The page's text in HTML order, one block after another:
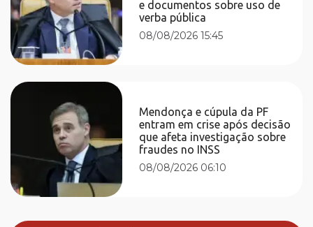
e documentos sobre uso de
verba pública
08/08/2026 15:45
Mendonça e cúpula da PF
entram em crise após decisão
que afeta investigação sobre
fraudes no INSS
08/08/2026 06:10